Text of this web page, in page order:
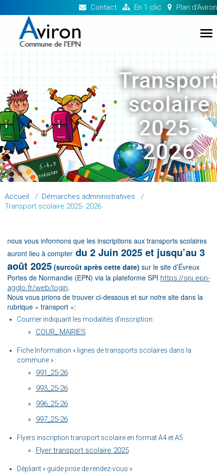
Contact En 1 clic Plan d'Aviron
scolaire
2025-
2026
Accueil / Démarches admninistratives /
Transport scolaire 2025- 2026
nous vous informons que les inscriptions aux transports scolaires
auront lieu à compter du 2 Juin 2025 et jusqu’au 3
août 2025 (surcoût après cette date) sur le site d’Évreux
Portes de Normandie (EPN) via la plateforme SPI https://spi.epn-
agglo.fr/web/login.
Nous vous prions de trouver ci-dessous et sur notre site dans la
rubrique « transport »:
Courrier indiquant les modalités d’inscription
COUR_ MAIRIES
Fiche Information « lignes de transports scolaires dans la
commune » :
991_25-26
993_25-26
996_25-26
997_25-26
Flyers inscription transport scolaire en format A4 et A5
Flyer transport scolaire 2025
Dépliant « guide prise de rendez-vous »